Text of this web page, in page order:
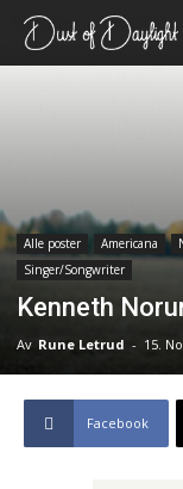
Forsiden Alle poster
Alle poster Americana
Singer/Songwriter
Kenneth
Av Rune Letrud - 15.
Facebook